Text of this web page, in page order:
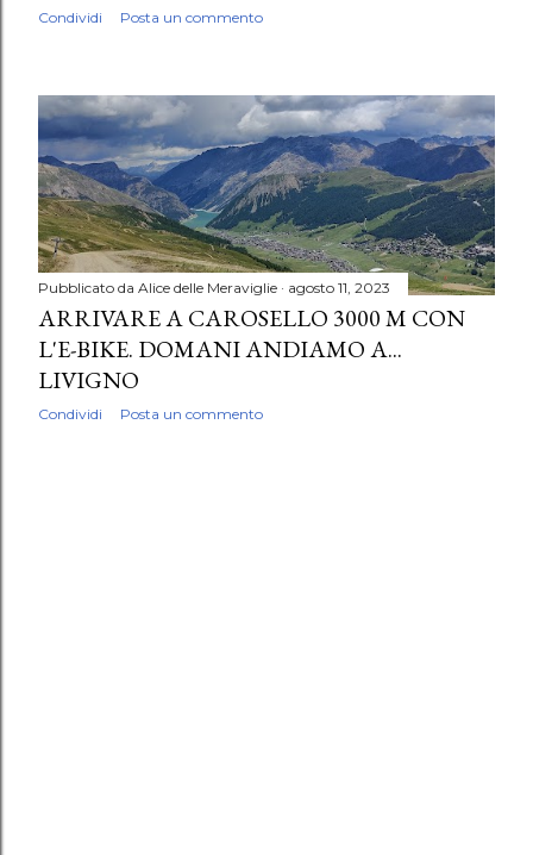
Condividi Posta un commento
Pubblicato da Alice delle Meraviglie agosto 11, 2023
ARRIVARE A CAROSELLO 3000 M CON
L'E-BIKE. DOMANI ANDIAMO A...
LIVIGNO
Condividi Posta un commento